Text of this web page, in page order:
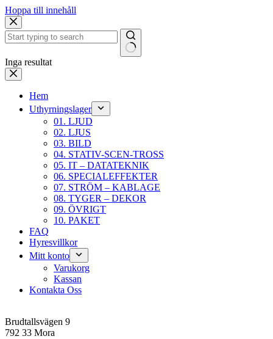
Hoppa till innehåll
Inga resultat
Hem
Uthyrningslager
01. LJUD
02. LJUS
03. BILD
04. STATIV-SCEN-TROSS
05. IT – DATATEKNIK
06. SPECIALEFFEKTER
07. STRÖM – KABLAGE
08. TYGER – DEKOR
09. ÖVRIGT
10. PAKET
FAQ
Hyresvillkor
Mitt konto
Varukorg
Kassan
Kontakta Oss
Brudtallsvägen 9
792 33 Mora